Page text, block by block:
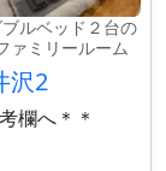
ブルベッド２台の
ァミリールーム
沢2
欄へ＊＊